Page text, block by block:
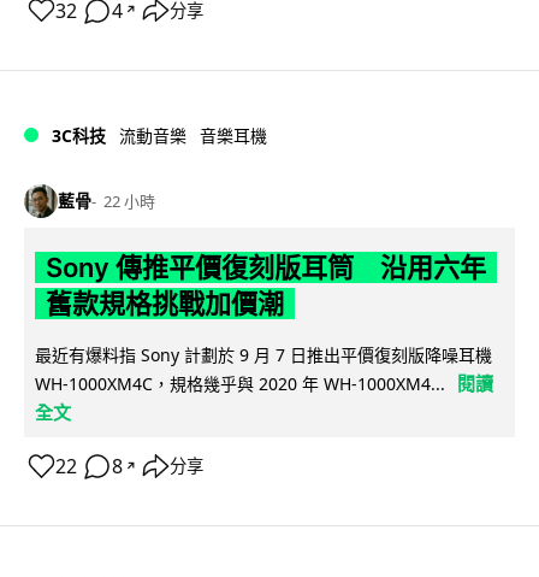
32 4 ↗ 分享
3C科技 流動音樂 音樂耳機
藍骨 22 小時
Sony 傳推平價復刻版耳筒 沿用六年
舊款規格挑戰加價潮
最近有爆料指 Sony 計劃於 9 月 7 日推出平價復刻版降噪耳機
WH-1000XM4C，規格幾乎與 2020 年 WH-1000XM4...
閱讀
全文
22 8 ↗ 分享